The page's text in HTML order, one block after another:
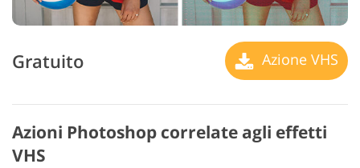
Gratuito Azione VHS
Azioni Photoshop correlate agli effetti
VHS